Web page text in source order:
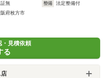
無 整備
法定整備付
府枚方市
・見積依頼
る
店